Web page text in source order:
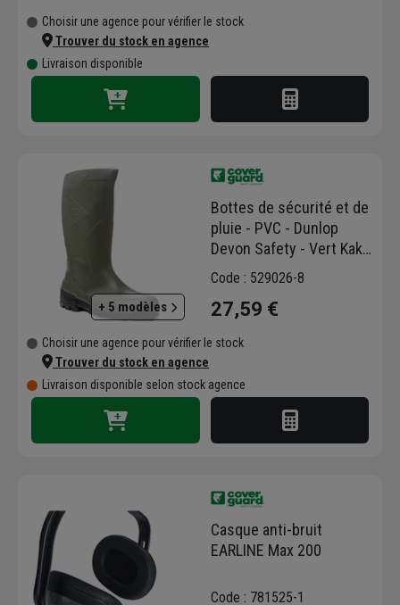
Choisir une agence pour vérifier le stock
Trouver du stock en agence
Livraison disponible
+ 5 modèles
Bottes de sécurité et de
pluie - PVC - Dunlop
Devon Safety - Vert Kaki
- Taille 44
Code : 529026-8
27,59 €
Choisir une agence pour vérifier le stock
Trouver du stock en agence
Livraison disponible selon stock agence
Casque anti-bruit
EARLINE Max 200
Code : 781525-1